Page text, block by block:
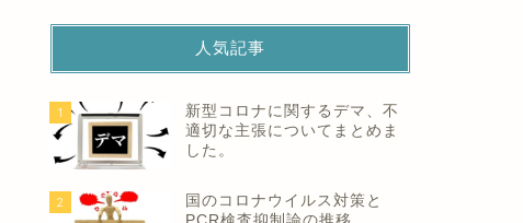
人気記事
1
新型コロナに関するデマ、不
適切な主張についてまとめま
した。
2
国のコロナウイルス対策と